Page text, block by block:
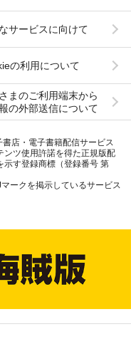
サービスに向けて
の利用について
まのご利用端末から
の外部送信について
店・電子書籍配信サービス
ンツ使用許諾を得た正規版配
示す登録商標（登録番号 第
ークを掲示しているサービス